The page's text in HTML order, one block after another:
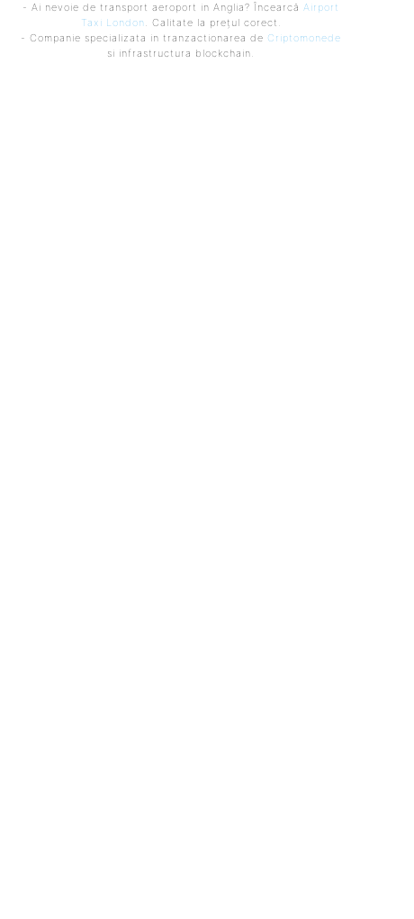
- Ai nevoie de transport aeroport in Anglia? ÎncearcăAirport
Taxi London. Calitate la prețul corect.
- Companie specializata in tranzactionarea deCriptomonede
si infrastructura blockchain.